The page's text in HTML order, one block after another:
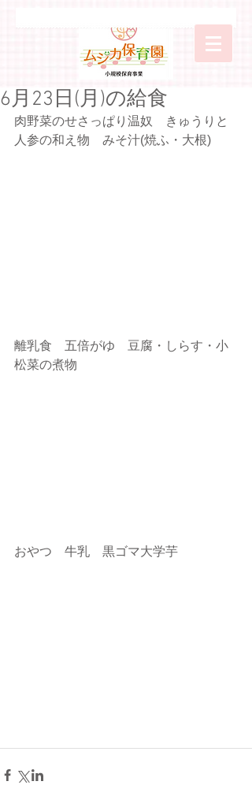
6月23日(月)の給食
肉野菜のせさっぱり温奴　きゅうりと
人参の和え物　みそ汁(焼ふ・大根)
離乳食　五倍がゆ　豆腐・しらす・小
松菜の煮物
おやつ　牛乳　黒ゴマ大学芋